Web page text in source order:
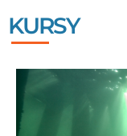
KURSY